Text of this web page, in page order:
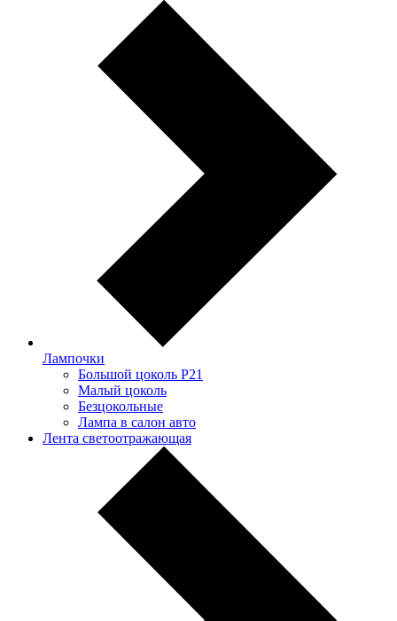
Лампочки
Большой цоколь P21
Малый цоколь
Безцокольные
Лампа в салон авто
Лента светоотражающая